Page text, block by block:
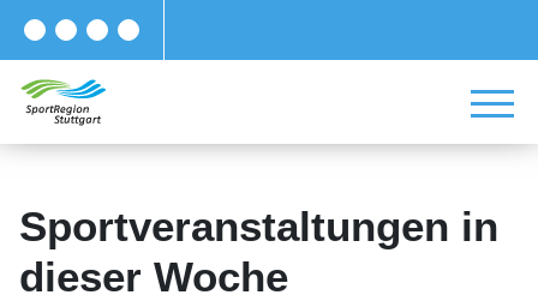
Sportveranstaltungen in
dieser Woche